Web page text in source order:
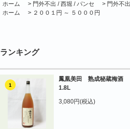
ホーム > 門外不出 / 西堀 / パンセ > 門外不出
ホーム
> ２００１円 ～ ５０００円
ランキング
1
鳳凰美田 熟成秘蔵梅酒
1.8L
3,080円(税込)